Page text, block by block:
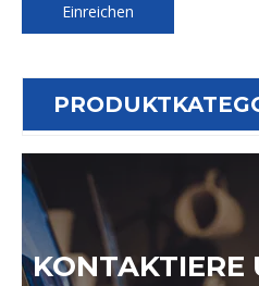
Einreichen
KONTAKTIERE